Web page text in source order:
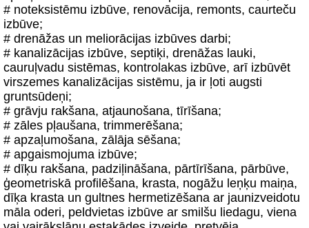
# noteksistēmu izbūve, renovācija, remonts, caurteču
izbūve;
# drenāžas un meliorācijas izbūves darbi;
# kanalizācijas izbūve, septiķi, drenāžas lauki,
cauruļvadu sistēmas, kontrolakas izbūve, arī izbūvēt
virszemes kanalizācijas sistēmu, ja ir ļoti augsti
gruntsūdeņi;
# grāvju rakšana, atjaunošana, tīrīšana;
# zāles pļaušana, trimmerēšana;
# apzaļumošana, zālāja sēšana;
# apgaismojuma izbūve;
# dīķu rakšana, padziļināšana, pārtīrīšana, pārbūve,
ģeometriskā profilēšana, krasta, nogāžu leņķu maiņa,
dīķa krasta un gultnes hermetizēšana ar jaunizveidotu
māla oderi, peldvietas izbūve ar smilšu liedagu, viena